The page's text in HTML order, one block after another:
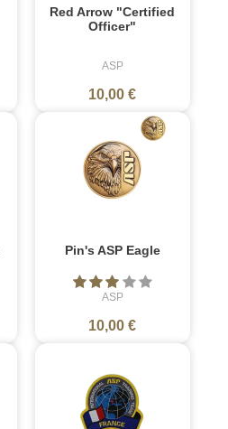
Red Arrow "Certified
Officer"
ASP
10,00 €
Pin's ASP Eagle
ASP
10,00 €